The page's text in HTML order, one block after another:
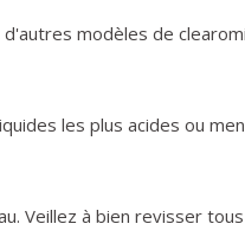
modèles de
les plus acides ou
Veillez à bien revisser